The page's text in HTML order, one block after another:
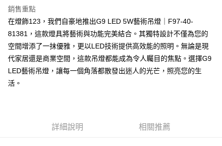
悠遊付
Google Pay
全盈+PAY
AFTEE先享後付
相關說明
【關於「AFTEE先享後付」】
３．安心：先確認商品／服務後，再付款。
銷售重點
在燈飾123，我們自豪地推出G9 LED 5W藝術吊燈｜F97-40-
81381，這款燈具將藝術與功能完美結合。其獨特設計不僅為您的
空間增添了一抹優雅，更以LED技術提供高效能的照明。無論是現
代家居還是商業空間，這款吊燈都能成為令人矚目的焦點。選擇G9
LED藝術吊燈，讓每一個角落都散發出迷人的光芒，照亮您的生
活。
詳細說明 相關推薦